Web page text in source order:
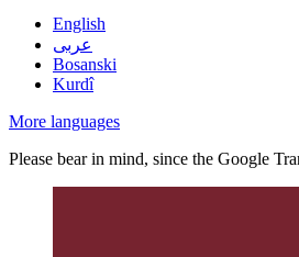
English
عربى
Bosanski
Kurdî
More languages
Please bear in mind, since the Google